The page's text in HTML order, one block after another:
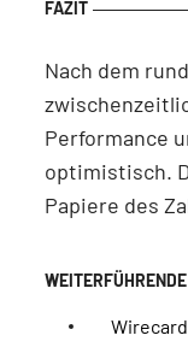
Nach dem
Performance
optimistisch.
Papiere des